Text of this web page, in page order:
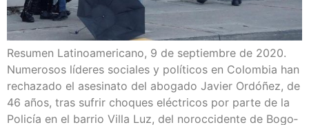
Resu­men Lati­no­ame­ri­cano, 9 de sep­tiem­bre de 2020.
Nume­ro­sos líde­res socia­les y polí­ti­cos en Colom­bia han
recha­za­do el ase­si­na­to del abo­ga­do Javier Ordó­ñez, de
46 años, tras sufrir cho­ques eléc­tri­cos por par­te de la
Poli­cía en el barrio Villa Luz, del noroc­ci­den­te de Bogo­